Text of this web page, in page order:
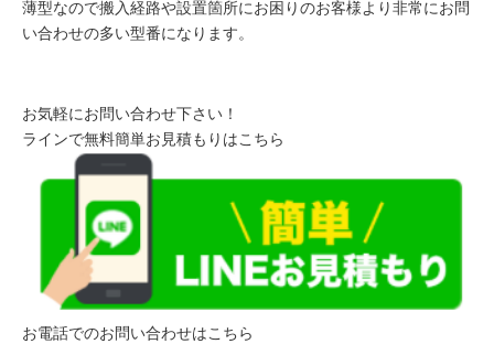
薄型なので搬入経路や設置箇所にお困りのお客様より非常にお問
い合わせの多い型番になります。
お気軽にお問い合わせ下さい！
ラインで無料簡単お見積もりはこちら
お電話でのお問い合わせはこちら